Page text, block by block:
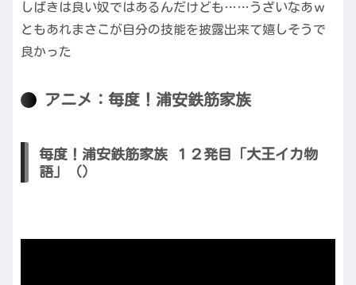
しばきは良い奴ではあるんだけども……うざいなあｗ
ともあれまさこが自分の技能を披露出来て嬉しそうで
良かった
アニメ：毎度！浦安鉄筋家族
毎度！浦安鉄筋家族 １２発目「大王イカ物
語」（）